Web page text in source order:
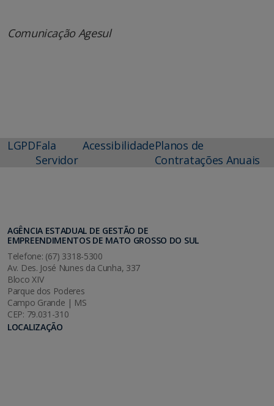
Comunicação Agesul
LGPDFala
Servidor
AcessibilidadePlanos de
Contratações Anuais
AGÊNCIA ESTADUAL DE GESTÃO DE
EMPREENDIMENTOS DE MATO GROSSO DO SUL
Telefone: (67) 3318-5300
Av. Des. José Nunes da Cunha, 337
Bloco XIV
Parque dos Poderes
Campo Grande | MS
CEP: 79.031-310
LOCALIZAÇÃO